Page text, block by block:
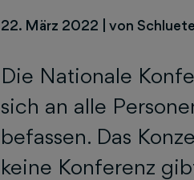
22. März 2022 von
Die Nationale
sich an alle
befassen. Das
keine Konferenz